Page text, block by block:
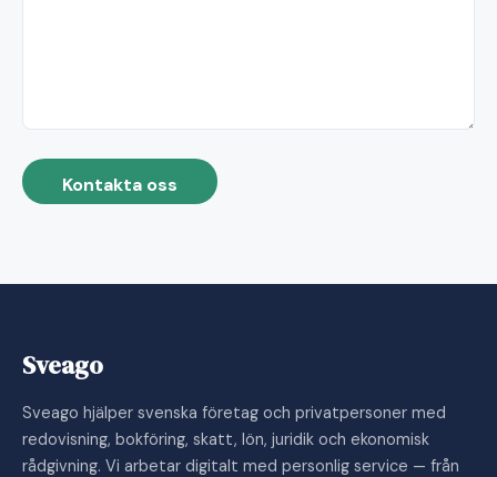
Kontakta oss
Sveago
Sveago hjälper svenska företag och privatpersoner med
redovisning, bokföring, skatt, lön, juridik och ekonomisk
rådgivning. Vi arbetar digitalt med personlig service — från